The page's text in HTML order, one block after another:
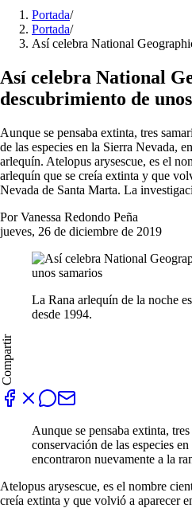
Portada/
Portada/
Así celebra National
Así celebra National
descubrimiento de
Aunque se pensaba extinta, tres
de las especies en la Sierra Nevada,
arlequín. Atelopus arysescue, es el
arlequín que se creía extinta y que
Nevada de Santa Marta. La
Por Vanessa Redondo Peña
jueves, 26 de diciembre de 2019
La Rana arlequín de la noche
desde 1994.
Compartir
Aunque se pensaba extinta,
conservación de las especies
encontraron nuevamente a la
Atelopus arysescue, es el nombre
creía extinta y que volvió a aparecer